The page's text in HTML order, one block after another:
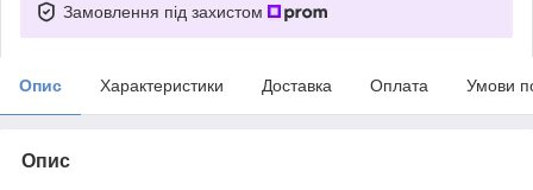
Замовлення під захистом
Опис Характеристики Доставка Оплата Умови
Опис